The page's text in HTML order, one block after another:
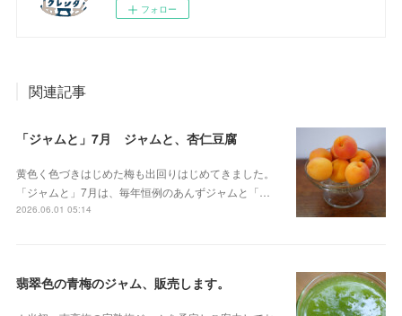
フォロー
関連記事
「ジャムと」7月 ジャムと、杏仁豆腐
黄色く色づきはじめた梅も出回りはじめてきました。
「ジャムと」7月は、毎年恒例のあんずジャムと「…
2026.06.01 05:14
翡翠色の青梅のジャム、販売します。